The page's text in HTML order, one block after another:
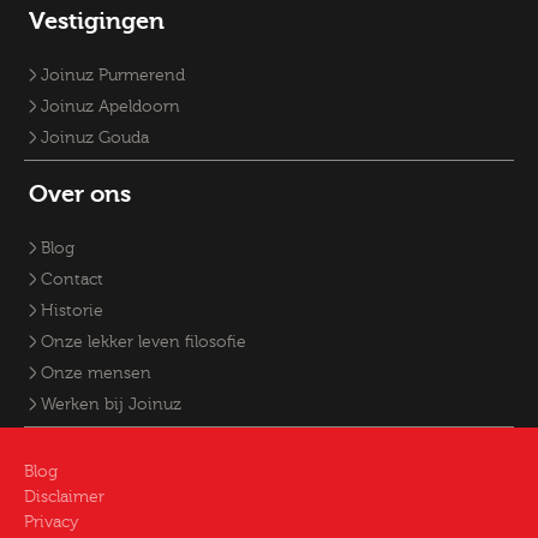
Vestigingen
Joinuz Purmerend
Joinuz Apeldoorn
Joinuz Gouda
Over ons
Blog
Contact
Historie
Onze lekker leven filosofie
Onze mensen
Werken bij Joinuz
Blog
Disclaimer
Privacy